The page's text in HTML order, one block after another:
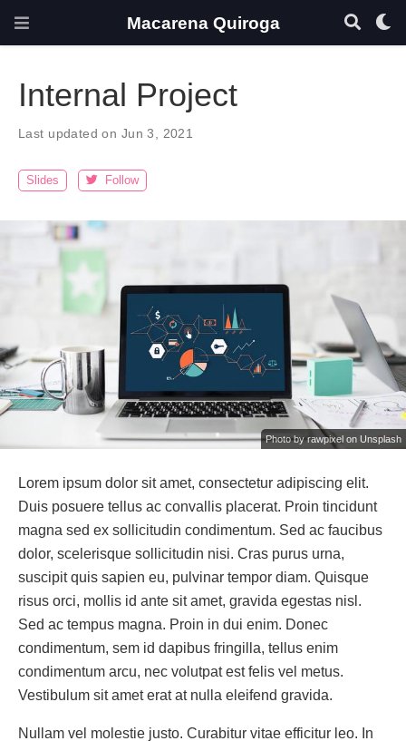
Macarena Quiroga
Internal Project
Last updated on Jun 3, 2021
Slides Follow
Photo by rawpixel on Unsplash
Lorem ipsum dolor sit amet, consectetur adipiscing elit.
Duis posuere tellus ac convallis placerat. Proin tincidunt
magna sed ex sollicitudin condimentum. Sed ac faucibus
dolor, scelerisque sollicitudin nisi. Cras purus urna,
suscipit quis sapien eu, pulvinar tempor diam. Quisque
risus orci, mollis id ante sit amet, gravida egestas nisl.
Sed ac tempus magna. Proin in dui enim. Donec
condimentum, sem id dapibus fringilla, tellus enim
condimentum arcu, nec volutpat est felis vel metus.
Vestibulum sit amet erat at nulla eleifend gravida.
Nullam vel molestie justo. Curabitur vitae efficitur leo. In